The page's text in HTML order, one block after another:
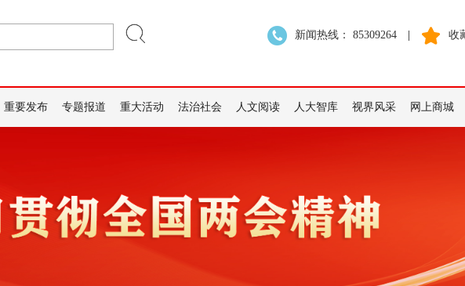
新闻热线： 85309264 收
重要发布 专题报道 重大活动 法治社会 人文阅读 人大智库 视界风采 网上商城